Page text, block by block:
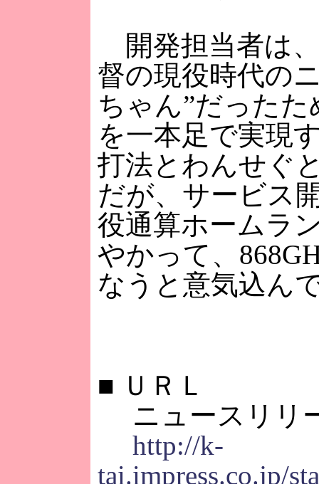
開発担当者は
督の現役時代の
ちゃん”だった
を一本足で実現
打法とわんせぐ
だが、サービス
役通算ホームラ
やかって、
なうと意気込ん
■ ＵＲＬ
ニュースリリ
http://k-
tai.impress.co.jp/